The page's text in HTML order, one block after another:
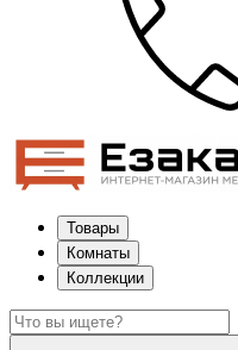
Товары
Комнаты
Коллекции